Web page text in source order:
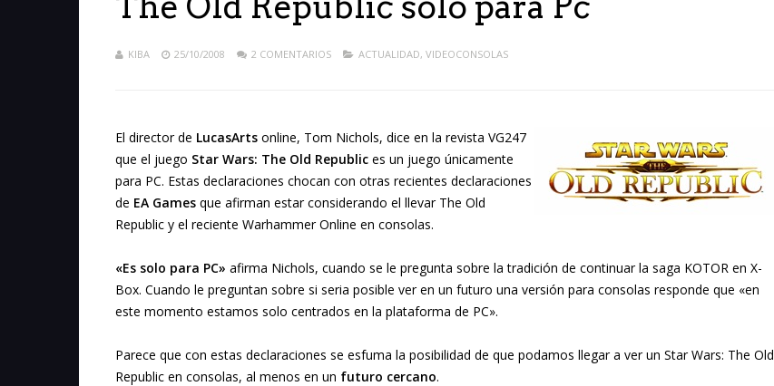
KIBA 25/10/2008 2 COMENTARIOS ACTUALIDAD, VIDEOCONSOLAS
El director de LucasArts online, Tom Nichols, dice en la revista VG247
que el juego Star Wars: The Old Republic es un juego únicamente
para PC. Estas declaraciones chocan con otras recientes declaraciones
de EA Games que afirman estar considerando el llevar The Old
Republic y el reciente Warhammer Online en consolas.
«Es solo para PC» afirma Nichols, cuando se le pregunta sobre la tradición de continuar la saga KOTOR en X-
Box. Cuando le preguntan sobre si seria posible ver en un futuro una versión para consolas responde que «en
este momento estamos solo centrados en la plataforma de PC».
Parece que con estas declaraciones se esfuma la posibilidad de que podamos llegar a ver un Star Wars: The Old
Republic en consolas, al menos en un futuro cercano.